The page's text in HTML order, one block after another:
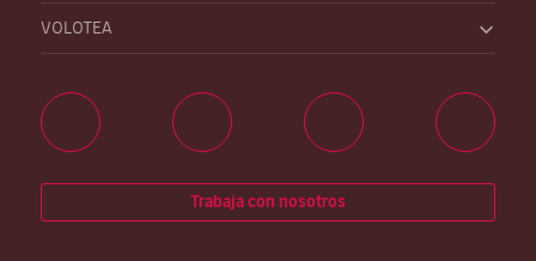
VOLOTEA
Trabaja con nosotros